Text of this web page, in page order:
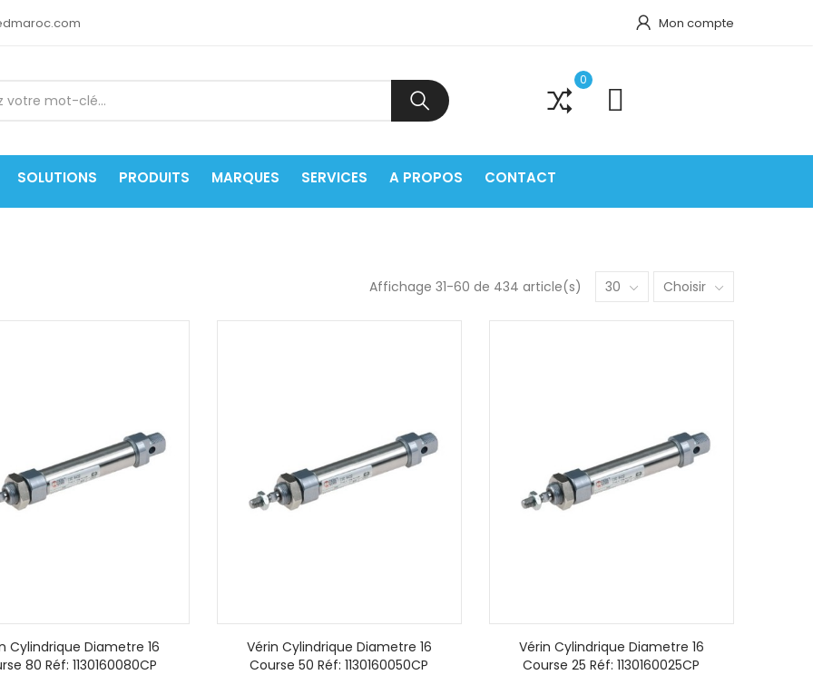
Mon compte
0
SOLUTIONS PRODUITS MARQUES SERVICES A PROPOS CONTACT
Affichage 31-60 de 434 article(s) 30 Choisir
Cylindrique Diametre 16
80 Réf: 1130160080CP
Vérin Cylindrique Diametre 16
Course 50 Réf: 1130160050CP
Vérin Cylindrique Diametre 16
Course 25 Réf: 1130160025CP